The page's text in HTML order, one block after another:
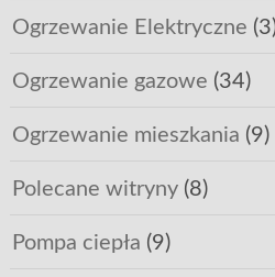
Ogrzewanie Elektryczne
Ogrzewanie gazowe (34)
Ogrzewanie mieszkania (9)
Polecane witryny(8)
Pompa ciepła (9)